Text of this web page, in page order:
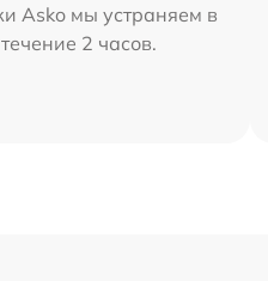
Asko мы устраняем в
течение 2 часов.